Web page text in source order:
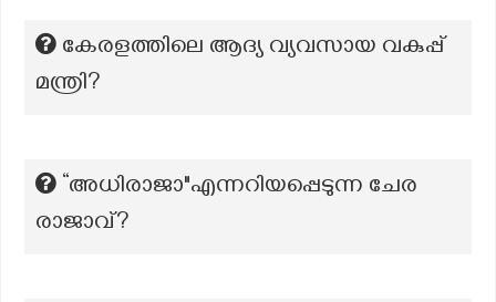
കേരളത്തിലെ ആദ്യ വ്യവസായ വകുപ്പ്
മന്ത്രി?
“അധിരാജാ"എന്നറിയപ്പെടുന്ന ചേര
രാജാവ്?